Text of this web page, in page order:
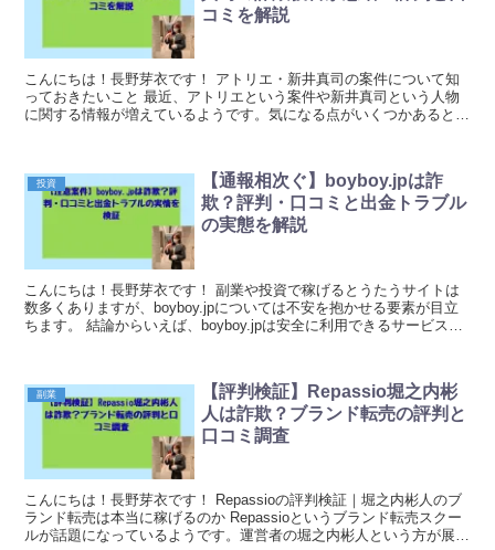
コミを解説
こんにちは！長野芽衣です！ アトリエ・新井真司の案件について知
っておきたいこと 最近、アトリエという案件や新井真司という人物
に関する情報が増えているようです。気になる点がいくつかあるとい
投資
【通報相次ぐ】boyboy.jpは詐
欺？評判・口コミと出金トラブル
の実態を解説
こんにちは！長野芽衣です！ 副業や投資で稼げるとうたうサイトは
数多くありますが、boyboy.jpについては不安を抱かせる要素が目立
ちます。 結論からいえば、boyboy.jpは安全に利用できるサービスと
副業
【評判検証】Repassio堀之内彬
人は詐欺？ブランド転売の評判と
口コミ調査
こんにちは！長野芽衣です！ Repassioの評判検証｜堀之内彬人のブ
ランド転売は本当に稼げるのか Repassioというブランド転売スクー
ルが話題になっているようです。運営者の堀之内彬人という方が展開